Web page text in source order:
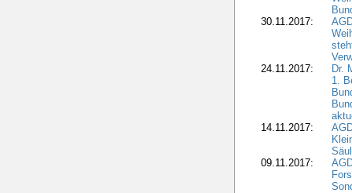
30.11.2017:
24.11.2017:
Dr.
1.
14.11.2017:
09.11.2017: